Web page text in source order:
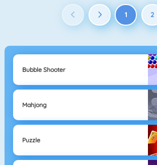
1 2
Bubble Shooter
Mahjong
Puzzle